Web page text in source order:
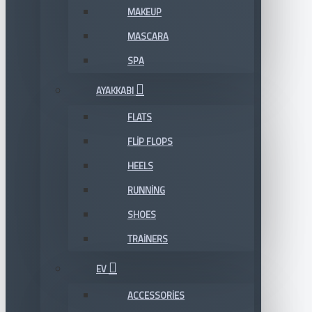
MAKEUP
MASCARA
SPA
AYAKKABI
FLATS
FLIP FLOPS
HEELS
RUNNING
SHOES
TRAINERS
EV
ACCESSORIES